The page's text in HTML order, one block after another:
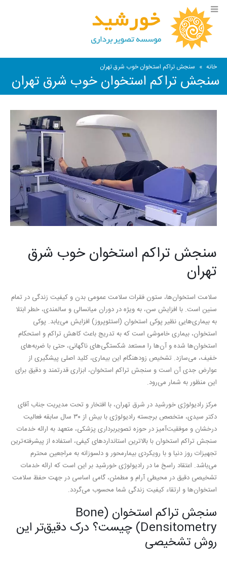
خانه » سنجش تراکم استخوان خوب شرق تهران
سنجش تراکم استخوان خوب شرق تهران
سنجش تراکم استخوان خوب شرق
تهران
سلامت استخوان‌ها، ستون فقرات سلامت عمومی بدن و کیفیت زندگی در تمام
سنین است. با افزایش سن، به ویژه در دوران میانسالی و سالمندی، خطر ابتلا
به بیماری‌هایی نظیر پوکی استخوان (استئوپروز) افزایش می‌یابد. پوکی
استخوان، بیماری خاموشی است که به تدریج باعث کاهش تراکم و استحکام
استخوان‌ها شده و آن‌ها را مستعد شکستگی‌های ناگهانی، حتی با ضربه‌های
خفیف، می‌سازد. تشخیص زودهنگام این بیماری، کلید اصلی پیشگیری از
عوارض جدی آن است و سنجش تراکم استخوان، ابزاری قدرتمند و دقیق برای
این منظور به شمار می‌رود.
مرکز رادیولوژی خورشید در شرق تهران، با افتخار و تحت مدیریت جناب آقای
دکتر سیدی، متخصص برجسته رادیولوژی با بیش از ۳۰ سال سابقه فعالیت
درخشان و موفقیت‌آمیز در حوزه تصویربرداری پزشکی، متعهد به ارائه خدمات
سنجش تراکم استخوان با بالاترین استانداردهای کیفی، استفاده از پیشرفته‌ترین
تجهیزات روز دنیا و با رویکردی بیمارمحور و دلسوزانه به مراجعین محترم
می‌باشد. اعتقاد راسخ ما در رادیولوژی خورشید بر این است که ارائه خدمات
تشخیصی دقیق در محیطی آرام و مطمئن، گامی اساسی در جهت حفظ سلامت
استخوان‌ها و ارتقاء کیفیت زندگی شما محسوب می‌گردد.
سنجش تراکم استخوان (Bone
Densitometry) چیست؟ درک دقیق‌تر این
روش تشخیصی